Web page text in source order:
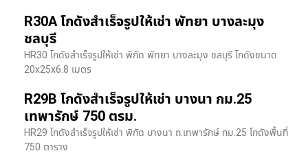
R30A โกดังสำเร็จรูปให้เช่า พัทยา บางละมุง
ชลบุรี
HR30 โกดังสำเร็จรูปให้เช่า พิกัด พัทยา บางละมุง ชลบุรี โกดังขนาด
20x25x6.8 เมตร
R29B โกดังสำเร็จรูปให้เช่า บางนา กม.25
เทพารักษ์ 750 ตรม.
HR29 โกดังสำเร็จรูปให้เช่า พิกัด บางนา​ ถ.เทพารักษ์ กม.25 โกดังพื้นที่
750 ตาราง